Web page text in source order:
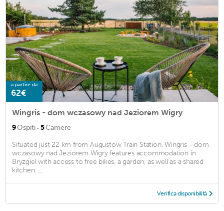
a partire da
62€
Wingris - dom wczasowy nad Jeziorem Wigry
9Ospiti · 5Camere
Situated just 22 km from Augustow Train Station, Wingris - dom
wczasowy nad Jeziorem Wigry features accommodation in
Bryzgiel with access to free bikes, a garden, as well as a shared
kitchen. ...
Verifica disponibilità